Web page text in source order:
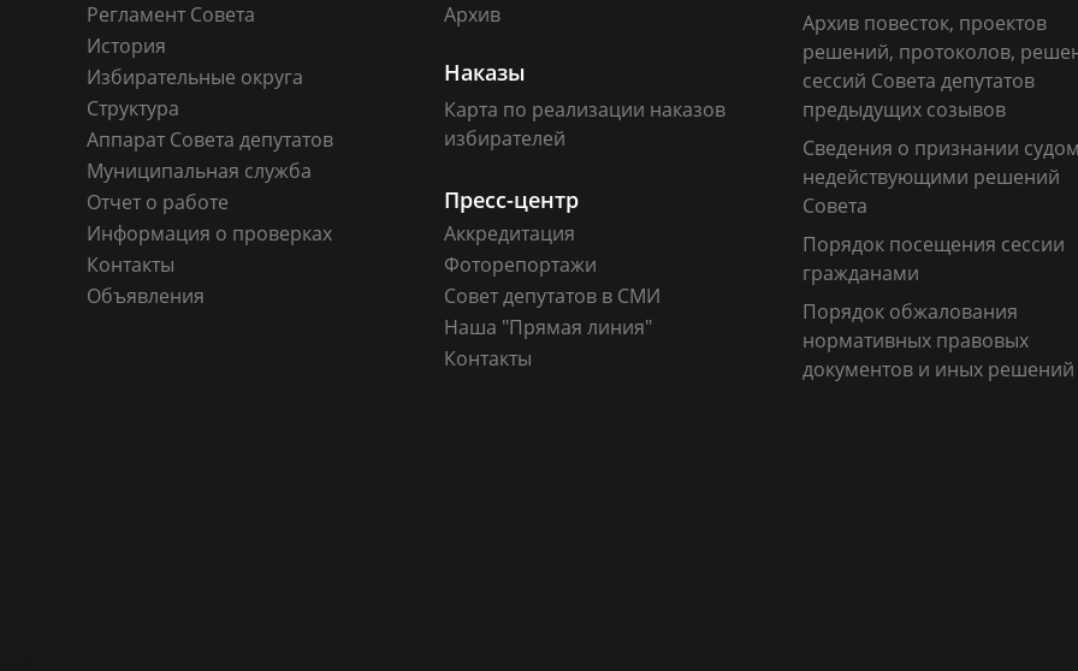
Регламент Совета
История
Избирательные округа
Структура
Аппарат Совета депутатов
Муниципальная служба
Отчет о работе
Информация о проверках
Контакты
Объявления
Архив
Архив повесток, проектов
решений, протоколов,
сессий Совета депутатов
предыдущих созывов
Сведения о признании
недействующими решений
Совета
Порядок посещения сессии
гражданами
Порядок обжалования
нормативных правовых
документов и иных решений
Наказы
Карта по реализации наказов
избирателей
Пресс-центр
Аккредитация
Фоторепортажи
Совет депутатов в СМИ
Наша "Прямая линия"
Контакты